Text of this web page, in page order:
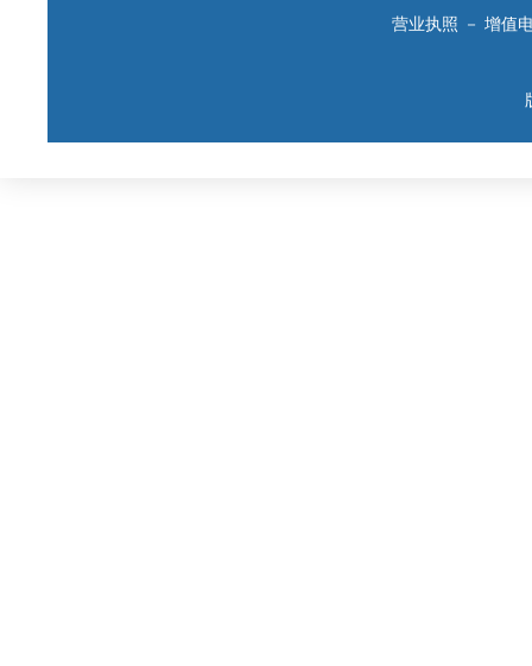
营业执照 － 增值